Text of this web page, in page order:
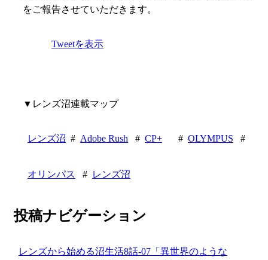
をご報告させていただきます。
Tweetを表示
▼レンズ沼連載マップ
レンズ沼 # Adobe Rush # CP+ # OLYMPUS #
オリンパス # レンズ沼
投稿ナビゲーション
レンズから始める沼生活8話-07「異世界のような